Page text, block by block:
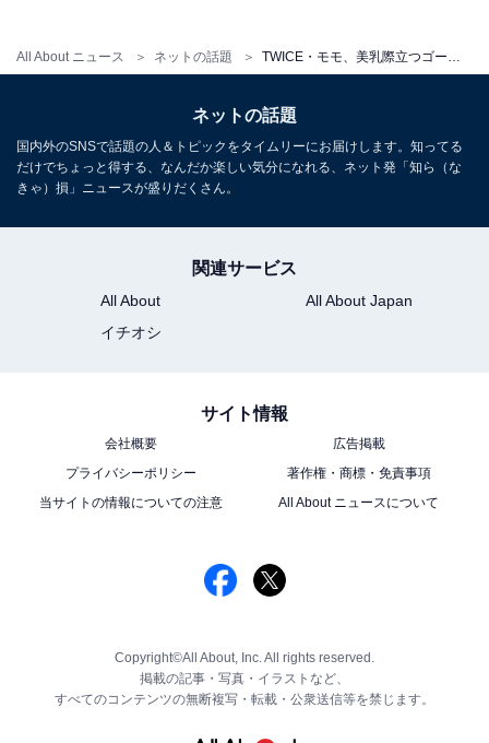
All About ニュース ネットの話題
ネットの話題
国内外のSNSで話題の人＆トピックをタイムリーにお届けします。知ってる
だけでちょっと得する、なんだか楽しい気分になれる、ネット発「知ら（な
きゃ）損」ニュースが盛りだくさん。
関連サービス
All About
All About Japan
イチオシ
サイト情報
会社概要
広告掲載
プライバシーポリシー
著作権・商標・免責事項
当サイトの情報についての注意
All About ニュースについて
Copyright©All About, Inc. All rights reserved.
掲載の記事・写真・イラストなど、
すべてのコンテンツの無断複写・転載・公衆送信等を禁じます。